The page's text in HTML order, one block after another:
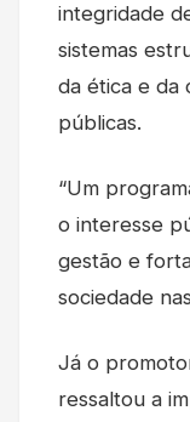
integridade
sistemas
da ética e da
públicas.
“Um
o interesse
gestão e
sociedade
Já o
ressaltou a